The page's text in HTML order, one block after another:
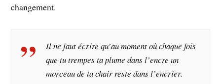
changement.
Il ne faut écrire qu’au moment où chaque fois
que tu trempes ta plume dans l’encre un
morceau de ta chair reste dans l’encrier.